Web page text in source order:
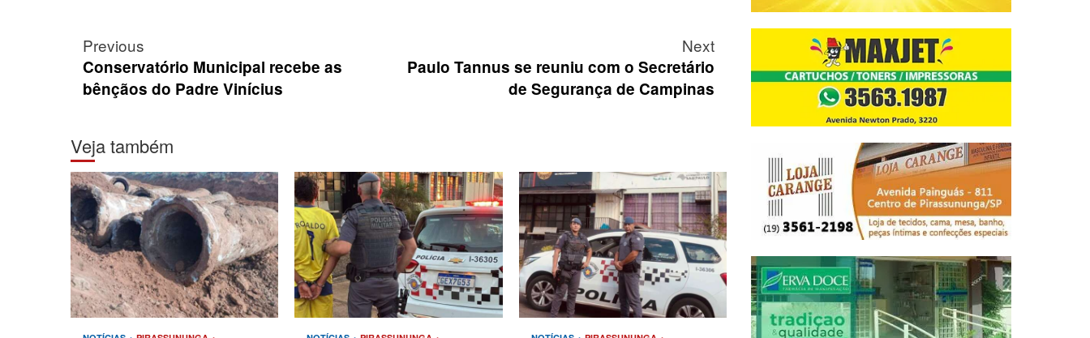
Post
navigation
Previous
Conservatório Municipal recebe as
bênçãos do Padre Vinícius
Next
Paulo Tannus se reuniu com o Secretário
de Segurança de Campinas
Veja também